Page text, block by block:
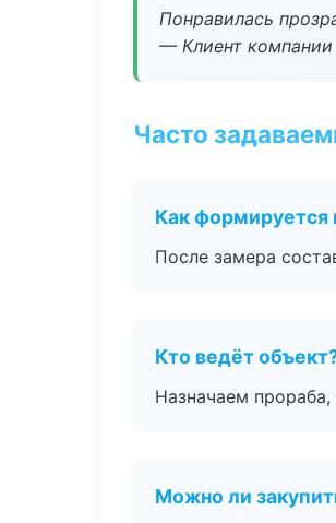
Понравилась
— Клиент компании
Часто
Как формируется
После замера
Кто ведёт
Назначаем
Можно ли